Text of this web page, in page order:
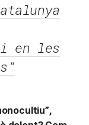
en les